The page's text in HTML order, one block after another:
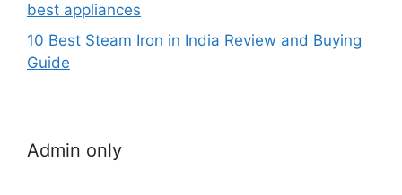
best appliances
10 Best Steam Iron in India Review and Buying
Guide
Admin only